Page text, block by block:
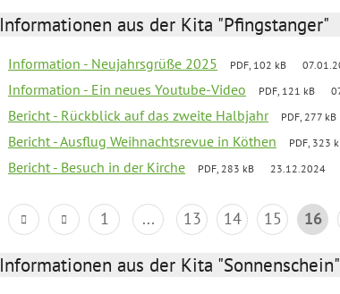
Informationen aus der Kita "Pfingstanger"
Information - Neujahrsgrüße 2025 PDF, 102 kB
Information - Ein neues Youtube-Video PDF, 121 kB
Bericht - Rückblick auf das zweite Halbjahr PDF, 277 kB
Bericht - Ausflug Weihnachtsrevue in Köthen PDF, 323
Bericht - Besuch in der Kirche PDF, 283 kB 23.12.2024
1 ... 13 14 15 16
Informationen aus der Kita "Sonnenschein"